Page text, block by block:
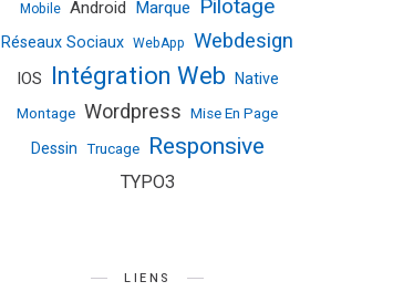
Mobile Android Marque Pilotage
Réseaux Sociaux WebApp Webdesign
IOS Intégration Web Native
Montage Wordpress Mise En Page
Dessin Trucage Responsive
TYPO3
LIENS